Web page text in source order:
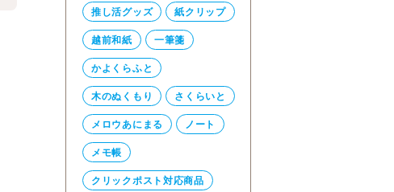
推し活グッズ 紙クリップ
越前和紙 一筆箋
かよくらふと
木のぬくもり さくらいと
メロウあにまる ノート
メモ帳
クリックポスト対応商品